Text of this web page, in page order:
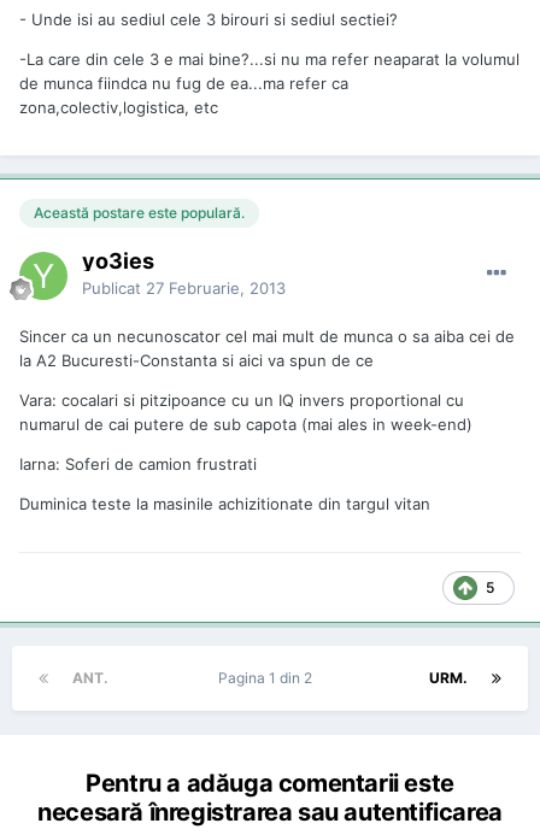
- Unde isi au sediul cele 3 birouri si sediul sectiei?
-La care din cele 3 e mai bine?...si nu ma refer neaparat la volumul
de munca fiindca nu fug de ea...ma refer ca
zona,colectiv,logistica, etc
Această postare este populară.
yo3ies
Publicat 27 Februarie, 2013
Sincer ca un necunoscator cel mai mult de munca o sa aiba cei de
la A2 Bucuresti-Constanta si aici va spun de ce
Vara: cocalari si pitzipoance cu un IQ invers proportional cu
numarul de cai putere de sub capota (mai ales in week-end)
Iarna: Soferi de camion frustrati
Duminica teste la masinile achizitionate din targul vitan
5
ANT. URM.
Pagina 1 din 2
Pentru a adăuga comentarii este
necesară înregistrarea sau autentificarea